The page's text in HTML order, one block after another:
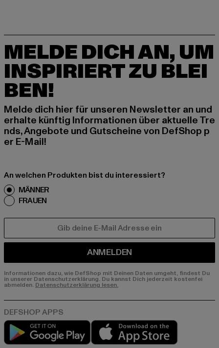
MELDE DICH AN, UM
INSPIRIERT ZU BLEI
BEN!
Melde dich hier für unseren Newsletter an und
erhalte künftig Informationen über aktuelle Tre
nds, Angebote und Gutscheine von DefShop p
er E-Mail!
An welchen Produkten bist du interessiert?
MÄNNER
FRAUEN
ANMELDEN
Informationen dazu, wie DefShop mit Deinen Daten umgeht, findest Du
in unserer Datenschutzerklärung. Du kannst Dich jederzeit kostenfei
abmelden. Datenschutzerklärung lesen.
Play market